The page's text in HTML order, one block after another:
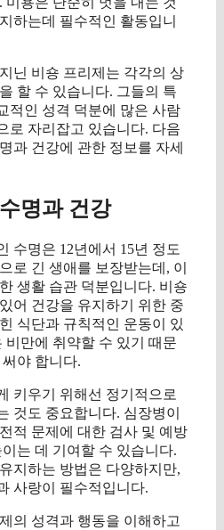
하는데 필수적인 활동입니
닌 비숑 프리제는 각각의 상
할 수 있습니다. 그들의 특
적인 성격 덕분에 많은 사람
로 자리잡고 있습니다. 다음
과 건강에 관한 정보를 자세
명과 건강
수명은 12년에서 15년 정도
로 긴 생애를 보장받는데, 이
생활 습관 덕분입니다. 비숑
어 건강을 유지하기 위한 중
식단과 규칙적인 운동이 있
비만에 취약할 수 있기 때문
야 합니다.
키우기 위해선 정기적으로
것도 중요합니다. 심장병이
적 문제에 대한 검사 및 예방
는 데 기여할 수 있습니다.
지하는 방법은 다양하지만,
사랑이 필수적입니다.
의 성격과 행동을 이해하고